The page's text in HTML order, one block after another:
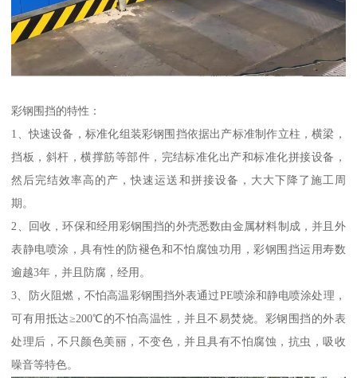
彩钢围挡的特性：
1、快速设备，标准化组装彩钢围挡依据出产标准制作立柱，横梁，
挡板，斜杆，横撑筋等部件，完结标准化出产和标准化拼接设备，
然后完结效率高的产，快速运送和拼接设备，大大下降了施工周
期。
2、回收，环保和经用彩钢围挡的外壳悉数由金属材料制成，并且外
表静电喷涂，具有性的防褪色和不怕腐蚀功用，彩钢围挡运用寿数
逾越3年，并且防腐，经用。
3、防火阻燃，不怕高温彩钢围挡外表通过PE喷涂和静电喷涂处理，
可有用抵达≥200℃的不怕高温性，并且不易焚烧。彩钢围挡的外表
处理后，不只颜色美丽，不变色，并且具有不怕腐蚀，抗虫，吸收
噪音等特色。